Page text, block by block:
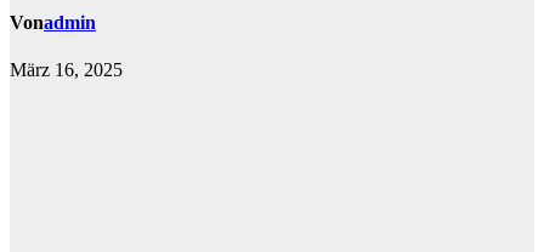
Vonadmin
März 16, 2025